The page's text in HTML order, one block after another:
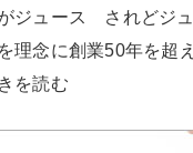
ジュース されどジュ
理念に創業50年を超え
を読む